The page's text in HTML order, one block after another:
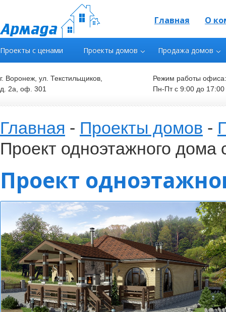
Главная О
Проекты с ценами Проекты домов Продажа домов
г. Воронеж, ул. Текстильщиков,
д. 2а, оф. 301
Режим работы офиса:
Пн-Пт с 9:00 до 17:00
Главная - Проекты домов -
Проект одноэтажного дома
Проект